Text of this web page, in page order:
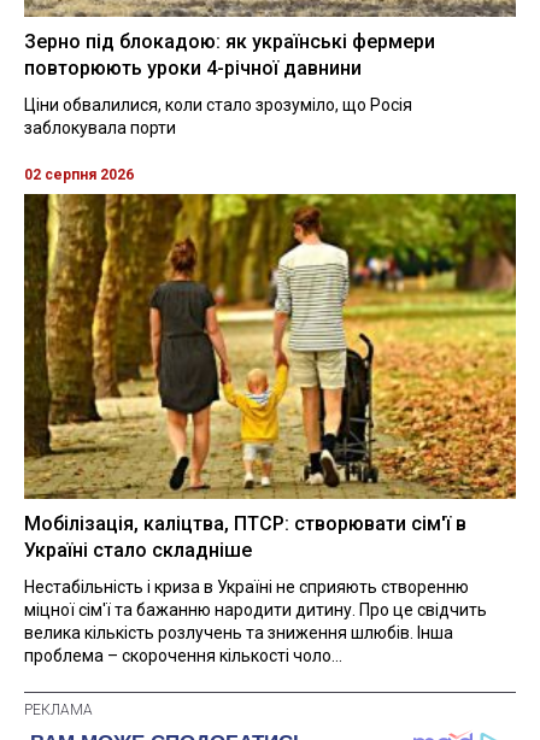
Зерно під блокадою: як українські фермери
повторюють уроки 4-річної давнини
Ціни обвалилися, коли стало зрозуміло, що Росія
заблокувала порти
02 серпня 2026
Мобілізація, каліцтва, ПТСР: створювати сім'ї в
Україні стало складніше
Нестабільність і криза в Україні не сприяють створенню
міцної сім'ї та бажанню народити дитину. Про це свідчить
велика кількість розлучень та зниження шлюбів. Інша
проблема – скорочення кількості чоло...